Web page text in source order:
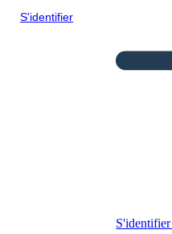
S'identifier
S'identifier
Poder de